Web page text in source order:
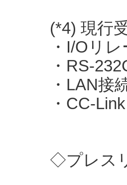
(*4) 現行
・I/Oリ
・RS-
・LAN接
・CC-
◇プレス